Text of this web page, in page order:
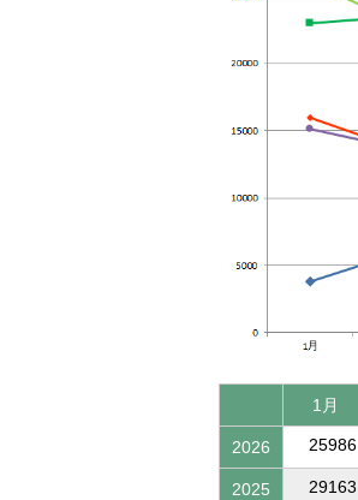
1月
2026 25986
2025 29163